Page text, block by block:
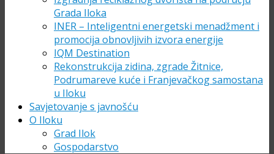
Grada Iloka
INER – Inteligentni energetski menadžment i
promocija obnovljivih izvora energije
IQM Destination
Rekonstrukcija zidina, zgrade Žitnice,
Podrumareve kuće i Franjevačkog samostana
u Iloku
Savjetovanje s javnošću
O Iloku
Grad Ilok
Gospodarstvo